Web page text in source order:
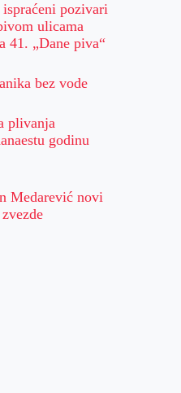
ispraćeni pozivari
ulicama
41. „Dane piva“
bez vode
plivanja
godinu
Medarević novi